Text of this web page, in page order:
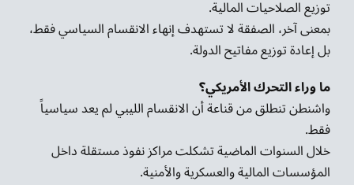
توزيع الصلاحيات المالية.
بمعنى آخر، الصفقة لا تستهدف إنهاء الانقسام السياسي فقط،
بل إعادة توزيع مفاتيح الدولة.
ما وراء التحرك الأمريكي؟
واشنطن تنطلق من قناعة أن الانقسام الليبي لم يعد سياسياً
فقط.
خلال السنوات الماضية تشكلت مراكز نفوذ مستقلة داخل
المؤسسات المالية والعسكرية والأمنية.